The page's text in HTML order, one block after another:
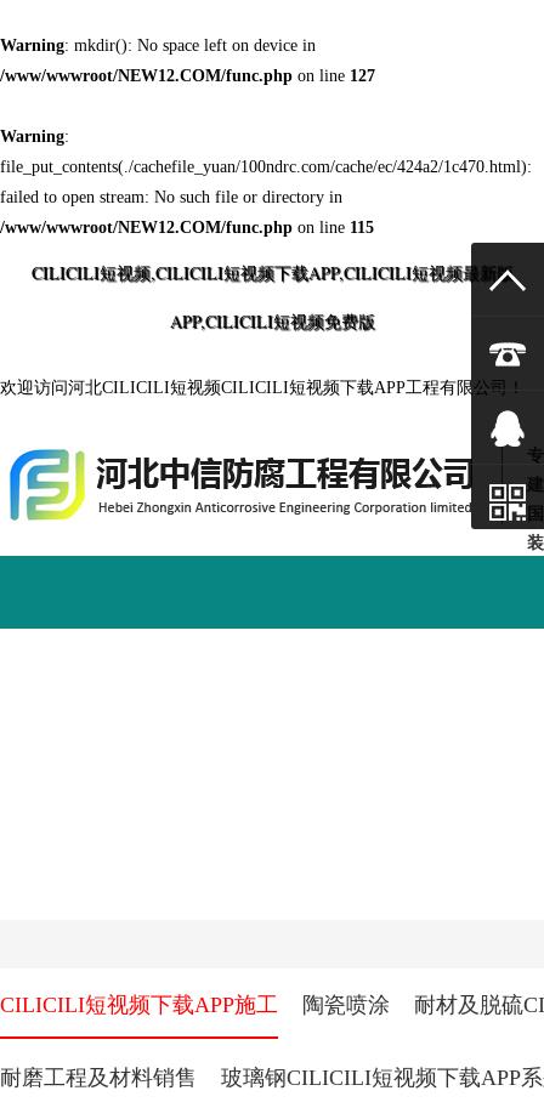
Warning: mkdir(): No space left on device in
/www/wwwroot/NEW12.COM/func.php on line 127
Warning:
file_put_contents(./cachefile_yuan/100ndrc.com/cache/ec/424a2/1c470.html):
failed to open stream: No such file or directory in
/www/wwwroot/NEW12.COM/func.php on line 115
CILICILI短视频,CILICILI短视频下载APP,CILICILI短视频最新版
APP,CILICILI短视频免费版
欢迎访问河北CILICILI短视频CILICILI短视频下载APP工程有限公司！
CILICILI短视频下载APP施工 陶瓷喷涂 耐材及脱硫
耐磨工程及材料销售 玻璃钢CILICILI短视频下载APP